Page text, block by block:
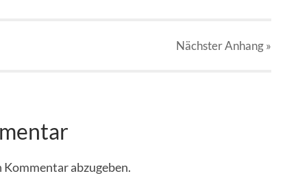
NächsterAnhang»
Kommentar abzugeben.